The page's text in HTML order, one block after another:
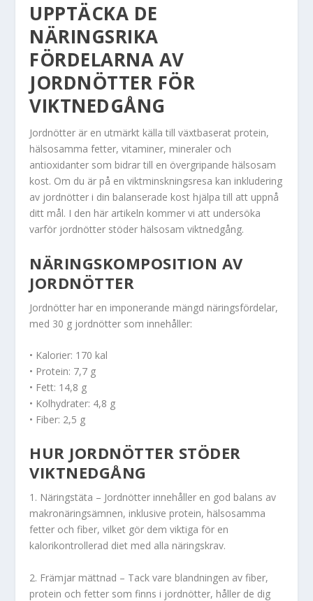
UPPTÄCKA DE
NÄRINGSRIKA
FÖRDELARNA AV
JORDNÖTTER FÖR
VIKTNEDGÅNG
Jordnötter är en utmärkt källa till växtbaserat protein,
hälsosamma fetter, vitaminer, mineraler och
antioxidanter som bidrar till en övergripande hälsosam
kost. Om du är på en viktminskningsresa kan inkludering
av jordnötter i din balanserade kost hjälpa till att uppnå
ditt mål. I den här artikeln kommer vi att undersöka
varför jordnötter stöder hälsosam viktnedgång.
NÄRINGSKOMPOSITION AV
JORDNÖTTER
Jordnötter har en imponerande mängd näringsfördelar,
med 30 g jordnötter som innehåller:
• Kalorier: 170 kal
• Protein: 7,7 g
• Fett: 14,8 g
• Kolhydrater: 4,8 g
• Fiber: 2,5 g
HUR JORDNÖTTER STÖDER
VIKTNEDGÅNG
1. Näringstäta – Jordnötter innehåller en god balans av
makronäringsämnen, inklusive protein, hälsosamma
fetter och fiber, vilket gör dem viktiga för en
kalorikontrollerad diet med alla näringskrav.
2. Främjar mättnad – Tack vare blandningen av fiber,
protein och fetter som finns i jordnötter, håller de dig